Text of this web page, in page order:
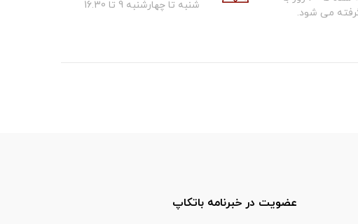
می شود.
شنبه تا چهارشنبه 9 تا 16.30
عضویت در خبرنامه باتکاپ